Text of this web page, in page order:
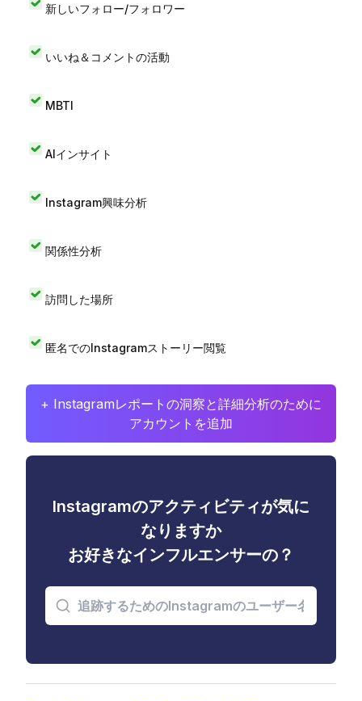
新しいフォロー/フォロワー
いいね＆コメントの活動
MBTI
AIインサイト
Instagram興味分析
関係性分析
訪問した場所
匿名でのInstagramストーリー閲覧
+ Instagramレポートの洞察と詳細分析のために
アカウントを追加
Instagramのアクティビティが気に
なりますか
お好きなインフルエンサーの？